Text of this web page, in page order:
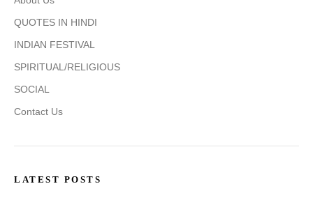
QUOTES IN HINDI
INDIAN FESTIVAL
SPIRITUAL/RELIGIOUS
SOCIAL
Contact Us
LATEST POSTS